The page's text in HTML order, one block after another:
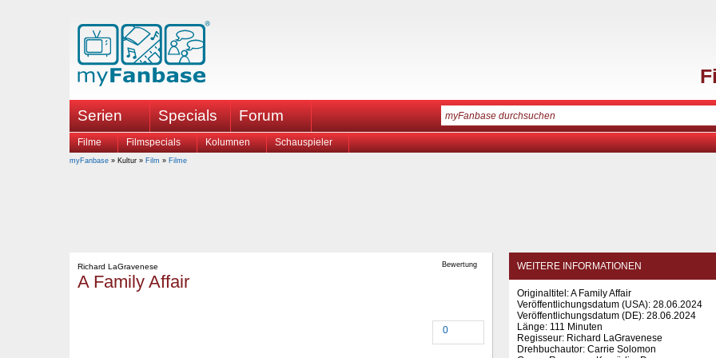
Serien Specials Forum
Filme Filmspecials Kolumnen Schauspieler
myFanbase » Kultur » Film » Filme
Bewertung
Richard LaGravenese
A Family Affair
0
WEITERE INFORMATIONEN
Originaltitel: A Family Affair
Veröffentlichungsdatum (USA): 28.06.2024
Veröffentlichungsdatum (DE): 28.06.2024
Länge: 111 Minuten
Regisseur: Richard LaGravenese
Drehbuchautor: Carrie Solomon